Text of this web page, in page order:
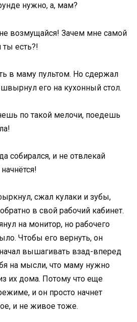
нужно, а, мам?
возмущайся! Зачем мне самой
ты есть?!
в маму пультом. Но сдержал
его на кухонный стол.
по такой мелочи, поедешь
собирался, и не отвлекай
сжал кулаки и зубы,
в свой рабочий кабинет.
на монитор, но рабочего
Чтобы его вернуть, он
вышагивать взад-вперед
на мысли, что маму нужно
их дома. Потому что еще
и он просто начнет
и не живое тоже.